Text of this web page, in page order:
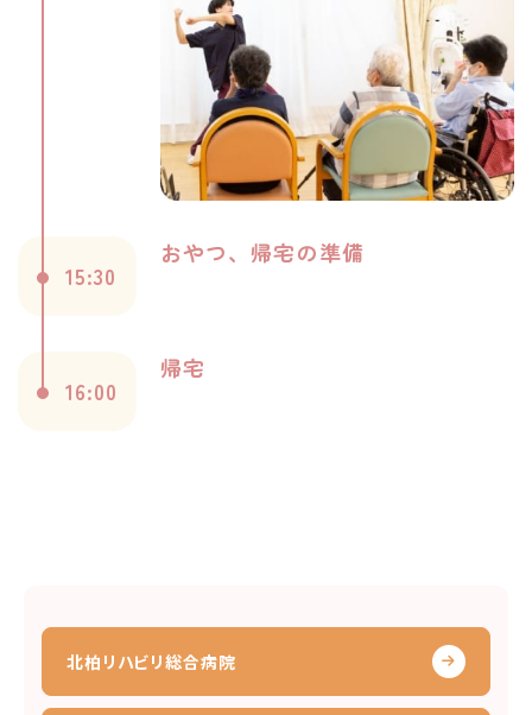
15:30
おやつ、帰宅の準備
16:00
帰宅
北柏リハビリ総合病院